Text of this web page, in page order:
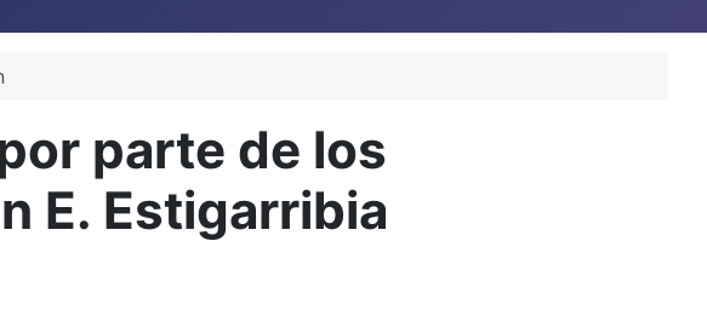
parte de los
E. Estigarribia